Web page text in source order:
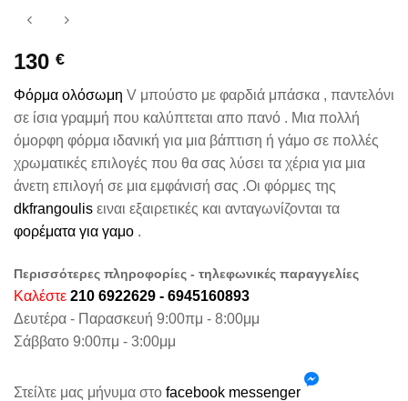
130 €
Φόρμα ολόσωμη V μπούστο με φαρδιά μπάσκα , παντελόνι
σε ίσια γραμμή που καλύπτεται απο πανό . Μια πολλή
όμορφη φόρμα ιδανική για μια βάπτιση ή γάμο σε πολλές
χρωματικές επιλογές που θα σας λύσει τα χέρια για μια
άνετη επιλογή σε μια εμφάνισή σας .Οι φόρμες της
dkfrangoulis ειναι εξαιρετικές και ανταγωνίζονται τα
φορέματα για γαμο .
Περισσότερες πληροφορίες - τηλεφωνικές παραγγελίες
Καλέστε 210 6922629 - 6945160893
Δευτέρα - Παρασκευή 9:00πμ - 8:00μμ
Σάββατο 9:00πμ - 3:00μμ
Στείλτε μας μήνυμα στο facebook messenger